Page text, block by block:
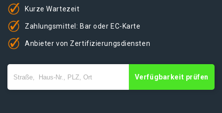
Kurze Wartezeit
Zahlungsmittel: Bar oder EC-Karte
Anbieter von Zertifizierungsdiensten
Verfügbarkeit prüfen